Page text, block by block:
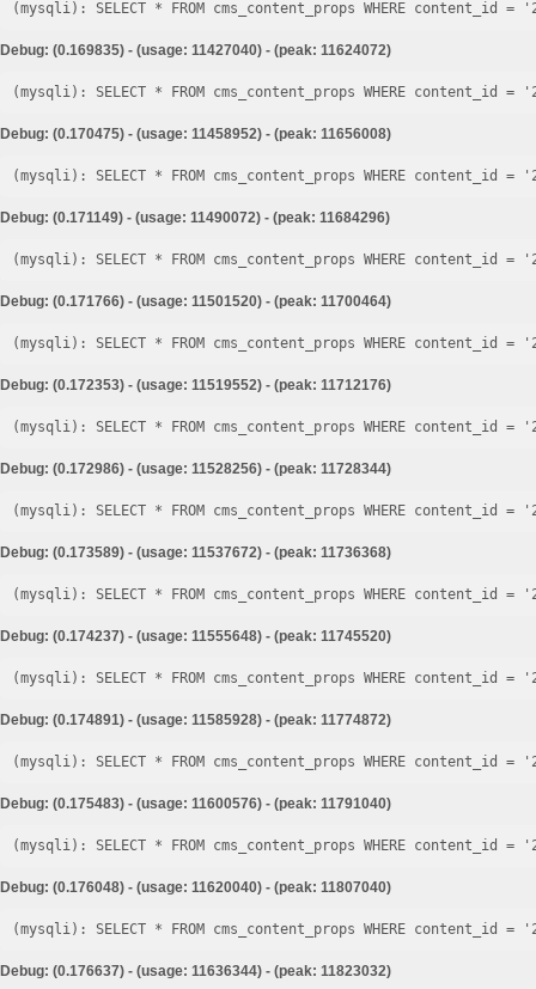
Debug: (0.169835) - (usage: 11427040) - (peak: 11624072)
Debug: (0.170475) - (usage: 11458952) - (peak: 11656008)
Debug: (0.171149) - (usage: 11490072) - (peak: 11684296)
Debug: (0.171766) - (usage: 11501520) - (peak: 11700464)
Debug: (0.172353) - (usage: 11519552) - (peak: 11712176)
Debug: (0.172986) - (usage: 11528256) - (peak: 11728344)
Debug: (0.173589) - (usage: 11537672) - (peak: 11736368)
Debug: (0.174237) - (usage: 11555648) - (peak: 11745520)
Debug: (0.174891) - (usage: 11585928) - (peak: 11774872)
Debug: (0.175483) - (usage: 11600576) - (peak: 11791040)
Debug: (0.176048) - (usage: 11620040) - (peak: 11807040)
Debug: (0.176637) - (usage: 11636344) - (peak: 11823032)